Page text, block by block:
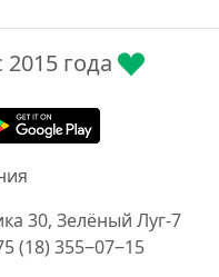
года
30, Зелёный Луг-7
(18) 355‒07‒15